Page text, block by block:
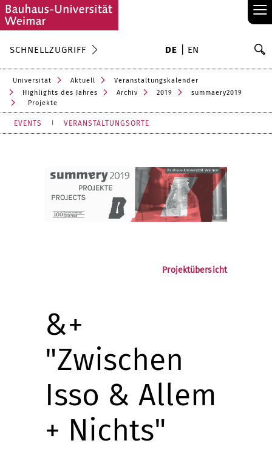
≡
SCHNELLZUGRIFF DE EN
Universität Aktuell
Veranstaltungskalender
Highlights des Jahres
Archiv 2019
summaery2019
Projekte
EVENTS VERANSTALTUNGSORTE
Projektübersicht
&+
"Zwischen
Isso & Allem
+ Nichts"